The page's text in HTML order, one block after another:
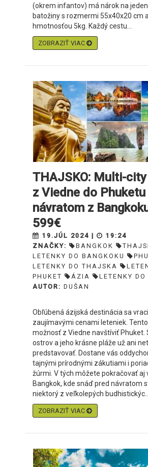
(okrem infantov) má nárok na
batožiny s rozmermi 55x40x20 cm
hmotnosťou 5kg. Každý cestu...
ZOBRAZIŤ VIAC
THAJSKO: Multi-
z Viedne do
návratom z
599€
19.JÚL 2024 |
19:24
ZNAČKY:
BANGKOK
LETENKY DO BANGKOKU
LETENKY DO THAJSKA
PHUKET
ÁZIA
LETENKY
AUTOR: DUŠAN
Obľúbená ázijská destinácia sa
zaujímavými cenami leteniek.
možnosť z Viedne navštíviť Phuket.
ostrov a jeho krásne pláže už ani
predstavovať. Dostane vás
tajnými prírodnými zákutiami i
žúrmi. V tých môžete pokračovať aj
Bangkok, kde snáď pred návratom
niektorý z veľkolepých budhistickýc...
ZOBRAZIŤ VIAC